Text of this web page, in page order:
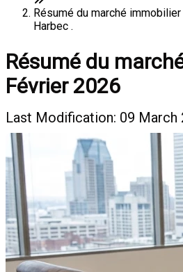
Résumé du marché
Harbec .
Résumé du
Février 2026
Last Modification: 09 March